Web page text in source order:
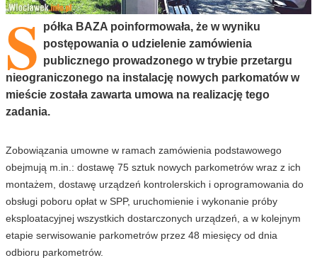
S półka BAZA poinformowała, że w wyniku
postępowania o udzielenie zamówienia
publicznego prowadzonego w trybie przetargu
nieograniczonego na instalację nowych parkomatów w
mieście została zawarta umowa na realizację tego
zadania.
Zobowiązania umowne w ramach zamówienia podstawowego
obejmują m.in.: dostawę 75 sztuk nowych parkometrów wraz z ich
montażem, dostawę urządzeń kontrolerskich i oprogramowania do
obsługi poboru opłat w SPP, uruchomienie i wykonanie próby
eksploatacyjnej wszystkich dostarczonych urządzeń, a w kolejnym
etapie serwisowanie parkometrów przez 48 miesięcy od dnia
odbioru parkometrów.